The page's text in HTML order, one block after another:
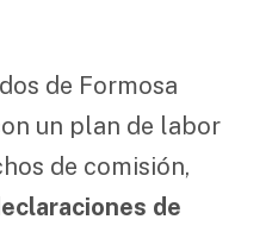
de Formosa
un plan de labor
de comisión,
de